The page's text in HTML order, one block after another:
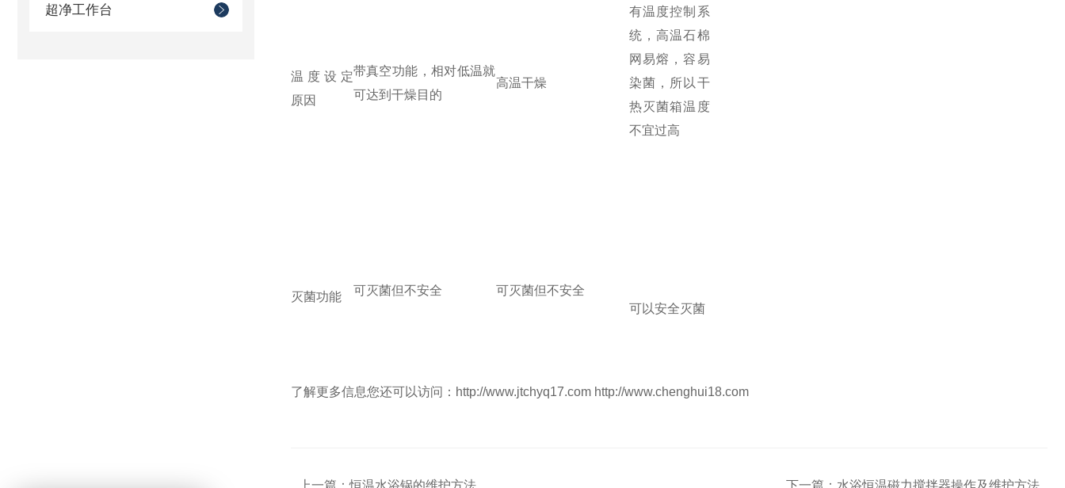
超净工作台
温度设定
原因
带真空功能，相对低温就
可达到干燥目的
高温干燥
有温度控制系
统，高温石棉
网易熔，容易
染菌，所以干
热灭菌箱温度
不宜过高
灭菌功能 可灭菌但不安全
可灭菌但不安全
可以安全灭菌
了解更多信息您还可以访问： http://www.jtchyq17.com http://www.chenghui18.com
上一篇：恒温水浴锅的维护方法 下一篇： 水浴恒温磁力搅拌器操作及维护方法